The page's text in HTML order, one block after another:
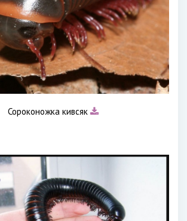
Сороконожка кивсяк